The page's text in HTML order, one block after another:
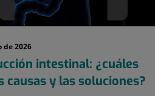
de 2026
intestinal: ¿cuáles
causas y las soluciones?